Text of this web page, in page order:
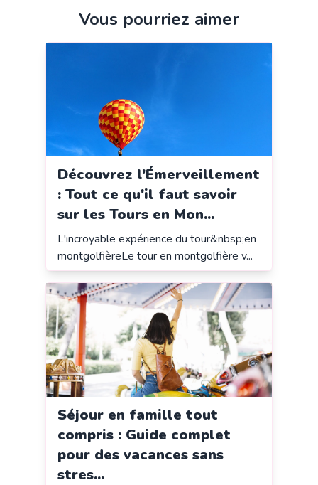
Vous pourriez aimer
Découvrez l'Émerveillement
: Tout ce qu'il faut savoir
sur les Tours en Mon...
L'incroyable expérience du tour&nbsp;en
montgolfièreLe tour en montgolfière v...
Séjour en famille tout
compris : Guide complet
pour des vacances sans
stres...